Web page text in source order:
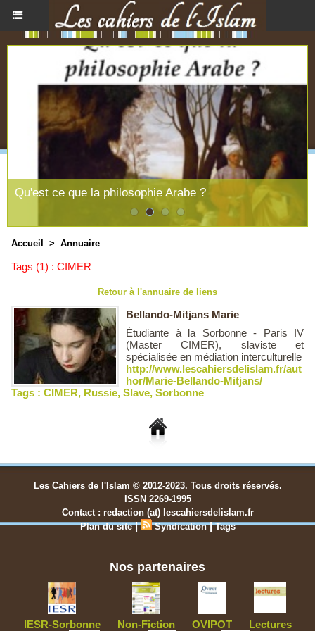
Qu'est ce que la philosophie Arabe ?
Accueil > Annuaire
Tags (1) : CIMER
Retour à l'annuaire de liens
Bellando-Mitjans Marie
Étudiante à la Sorbonne - Paris IV
(Master CIMER), slaviste et
spécialisée en médiation interculturelle
http://www.lescahiersdelislam.fr/aut
hor/Marie-Bellando-Mitjans/
Tags : CIMER, Russie, Slave, Sorbonne
Les Cahiers de l'Islam © 2012-2023. Tous droits réservés.
ISSN 2269-1995
Contact : redaction (at) lescahiersdelislam.fr
Plan du site | Syndication |Tags
Nos partenaires
IESR-Sorbonne Non-Fiction OVIPOT Lectures